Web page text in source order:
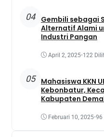
04
Gembili sebagai
Alternatif Alami
Industri Pangan
April 2, 2025•122
05
Mahasiswa KKN
Kebonbatur,
Kabupaten
Memanfaatkan
Februari 10, 2025•96